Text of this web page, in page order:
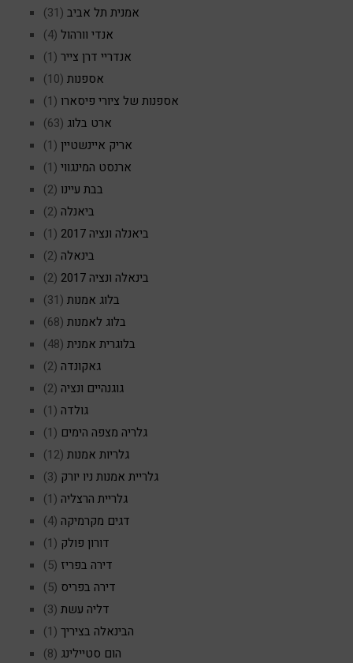
אמנית תל אביב (31)
אנדי וורהול (4)
אנדריי דרן צייר (1)
אספנות (10)
אספנות של ציורי פיסארו (1)
ארט בלוג (63)
אריק איינשטיין (1)
ארנסט המינגווי (1)
בבת עיינו (2)
ביאנלה (2)
ביאנלה ונציה 2017
(1)
בינאלה (2)
בינאלה ונציה 2017
(2)
בלוג אמנות (31)
בלוג לאמנות (68)
בלוגרית אמנית (48)
גאקונדה (2)
גוגנהיים ונציה (2)
גולדה (1)
גלריה מצפה הימים (1)
גלריות אמנות (12)
גלריית אמנות ניו יורק (3)
גלריית הרצליה (1)
דגים מקרמיקה (4)
דורון פולק (1)
דירה בפריז (5)
דירה בפריס (5)
דליה עשת (3)
הבינאלה בציריך (1)
הום סטיילינג (8)